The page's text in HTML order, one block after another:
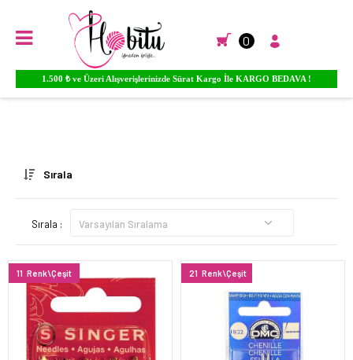
0
1.500 ₺ ve Üzeri Alışverişlerinizde Sürat Kargo İle KARGO BEDAVA !
Anasayfa HOBİ - TUHAFİYE İğne
Sırala
Sırala :
11 Renk\Çeşit 21 Renk\Çeşit